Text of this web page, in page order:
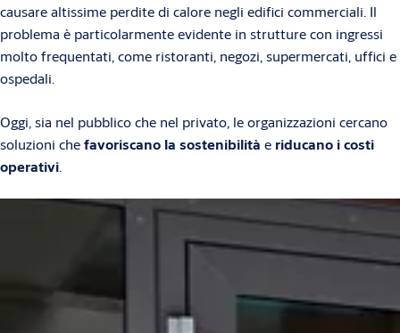
causare altissime perdite di calore negli edifici commerciali. Il
problema è particolarmente evidente in strutture con ingressi
molto frequentati, come ristoranti, negozi, supermercati, uffici e
ospedali.
Oggi, sia nel pubblico che nel privato, le organizzazioni cercano
soluzioni chefavoriscano la sostenibilità e riducano i costi
operativi.